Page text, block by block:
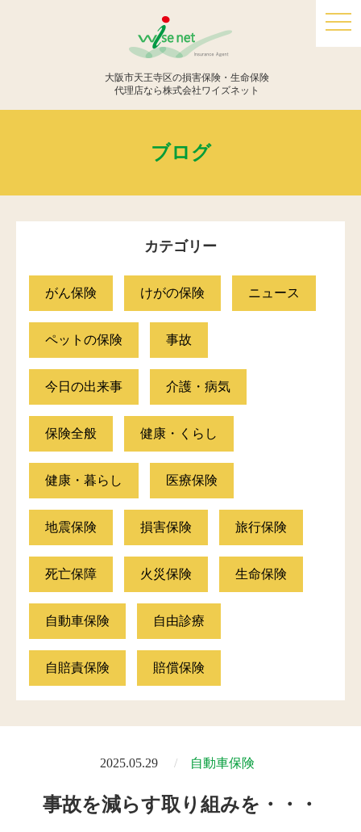
大阪市天王寺区の損害保険・生命保険
代理店なら株式会社ワイズネット
ブログ
カテゴリー
がん保険 けがの保険 ニュース
ペットの保険 事故
今日の出来事 介護・病気
保険全般 健康・くらし
健康・暮らし 医療保険
地震保険 損害保険 旅行保険
死亡保障 火災保険 生命保険
自動車保険 自由診療
自賠責保険 賠償保険
2025.05.29 自動車保険
事故を減らす取り組みを・・・